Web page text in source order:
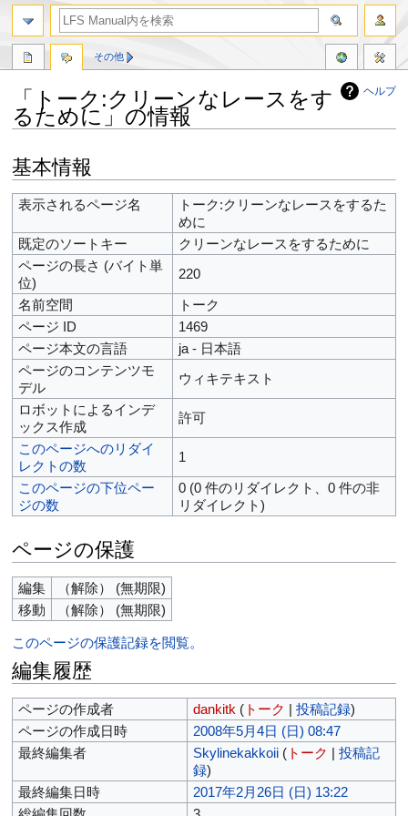
ヘルプ
「トーク:クリーンなレースをす
るために」の情報
ナ
ビ
ゲ
ー
ョ
ン
に
移
動
検
索
に
移
基本情報
表示されるページ名
トーク:クリーンなレースをするた
めに
既定のソートキー
クリーンなレースをするために
ページの長さ (バイト単
位)
220
名前空間
トーク
ページ ID
1469
ページ本文の言語
ja - 日本語
ページのコンテンツモ
デル
ウィキテキスト
ロボットによるインデ
ックス作成
許可
このページへのリダイ
レクトの数
1
このページの下位ペー
ジの数
0 (0 件のリダイレクト、0 件の非
リダイレクト)
ページの保護
編集
（解除） (無期限)
移動
（解除） (無期限)
このページの保護記録を閲覧。
編集履歴
ページの作成者 dankitk (トーク | 投稿記録)
ページの作成日時
2008年5月4日 (日) 08:47
最終編集者
Skylinekakkoii (トーク | 投稿記
録)
最終編集日時
2017年2月26日 (日) 13:22
その他